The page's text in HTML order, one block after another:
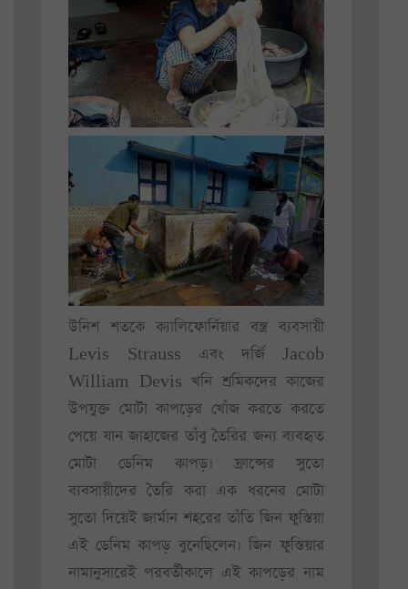
উনিশ শতকে ক্যালিফোর্নিয়ার বস্ত্র ব্যবসায়ী
Levis Strauss এবং দর্জি Jacob
William Devis খনি শ্রমিকদের কাজের
উপযুক্ত মোটা কাপড়ের খোঁজ করতে করতে
পেয়ে যান জাহাজের তাঁবু তৈরির জন্য ব্যবহৃত
মোটা ডেনিম কাপড়। ফ্রান্সের সুতো
ব্যবসায়ীদের তৈরি করা এক ধরনের মোটা
সুতো দিয়েই জার্মান শহরের তাঁতি জিন ফুস্তিয়া
এই ডেনিম কাপড় বুনেছিলেন। জিন ফুস্তিয়ার
নামানুসারেই পরবর্তীকালে এই কাপড়ের নাম